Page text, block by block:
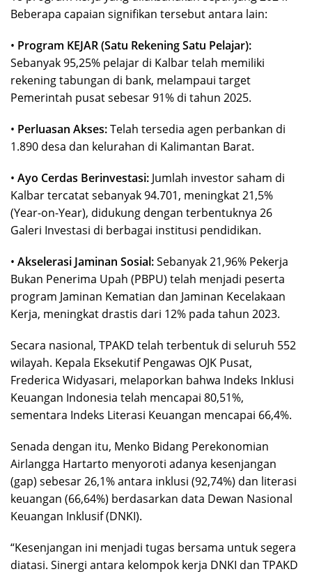
Beberapa capaian signifikan tersebut antara lain:
• Program KEJAR (Satu Rekening Satu Pelajar):
Sebanyak 95,25% pelajar di Kalbar telah memiliki
rekening tabungan di bank, melampaui target
Pemerintah pusat sebesar 91% di tahun 2025.
• Perluasan Akses:Telah tersedia agen perbankan di
1.890 desa dan kelurahan di Kalimantan Barat.
• Ayo Cerdas Berinvestasi: Jumlah investor saham di
Kalbar tercatat sebanyak 94.701, meningkat 21,5%
(Year-on-Year), didukung dengan terbentuknya 26
Galeri Investasi di berbagai institusi pendidikan.
• Akselerasi Jaminan Sosial:Sebanyak 21,96% Pekerja
Bukan Penerima Upah (PBPU) telah menjadi peserta
program Jaminan Kematian dan Jaminan Kecelakaan
Kerja, meningkat drastis dari 12% pada tahun 2023.
Secara nasional, TPAKD telah terbentuk di seluruh 552
wilayah. Kepala Eksekutif Pengawas OJK Pusat,
Frederica Widyasari, melaporkan bahwa Indeks Inklusi
Keuangan Indonesia telah mencapai 80,51%,
sementara Indeks Literasi Keuangan mencapai 66,4%.
Senada dengan itu, Menko Bidang Perekonomian
Airlangga Hartarto menyoroti adanya kesenjangan
(gap) sebesar 26,1% antara inklusi (92,74%) dan literasi
keuangan (66,64%) berdasarkan data Dewan Nasional
Keuangan Inklusif (DNKI).
“Kesenjangan ini menjadi tugas bersama untuk segera
diatasi. Sinergi antara kelompok kerja DNKI dan TPAKD